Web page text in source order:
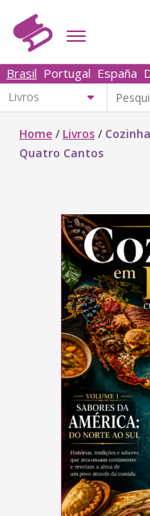
Brasil Portugal España
Home / Livros /
Quatro Cantos